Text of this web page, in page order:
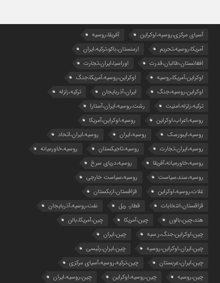
آسیای مرکزی،روسیه،اوکراین
آفریقا،روسیه
آمریکا،روسیه،تحریم
ارمنستان،باکو،ترکیه،ایران
افغانستان،طالبان،قدرت
اوراسیا،ایران،تجارت
اوکراین،آمریکا،روسیه
اوکراین،روسیه،آمریکا،جنگ
اوکراین،روسیه،جنگ
ایران،آذربایجان
ترکیه،زلزله
ترکیه،زلزله،امنیت
رشت،روسیه،ایران،آستارا
روسیه،اعراب،اوکراین
روسیه،اوکراین،آمریکا
روسیه،ایبورسک
روسیه،ایران
روسیه،ایران،اتحاد
روسیه،ایران،تجارت
روسیه،تاجیکستان
روسیه،خاورمیانه
روسیه،خاورمیانه،آفریقا
روسیه،دریای سرخ
روسیه،سند،سیاست
روسیه،سیاست خارجی
غلات،روسیه،اوکراین
قزاقستان،ازبکستان
قزاقستان،انتخابات
قطار، ریل
نفت،روسیه،آذربایجان
هند،چین،بالون
چین،آمریکا
چین،آمریکا،بالن
چین،اوکراین،جنگ،ر.سیه
چین،ایران
چین،ایران،اوکراین،روسیه
چین،ایران،رئیسی
چین،ایران،عربستان
چین،ترکیه،روسیه،آسیای مرکزی
چین،روسیه
چین،روسیه،اوکراین چین،روسیه،ایران